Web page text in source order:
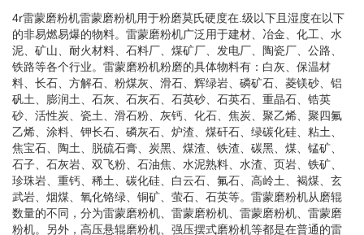
4r雷蒙磨粉机雷蒙磨粉机用于粉磨莫氏硬度在.级以下且湿度在以下
的非易燃易爆的物料。雷蒙磨粉机广泛用于建材、冶金、化工、水
泥、矿山、耐火材料、石料厂、煤矿厂、发电厂、陶瓷厂、公路、
铁路等各个行业。雷蒙磨粉机粉磨的具体物料有：白灰、保温材
料、长石、方解石、粉煤灰、滑石、辉绿岩、磷矿石、菱镁砂、铝
矾土、膨润土、石灰、石灰石、石英砂、石英石、重晶石、锆英
砂、活性炭、瓷土、滑石粉、灰钙、化石、焦炭、聚乙烯、聚四氟
乙烯、涂料、钾长石、磷灰石、炉渣、煤矸石、绿碳化硅、粘土、
焦宝石、陶土、脱硫石膏、炭黑、煤渣、铁渣、碳黑、煤、锰矿、
石子、石灰岩、双飞粉、石油焦、水泥熟料、水渣、页岩、铁矿、
珍珠岩、重钙、稀土、碳化硅、白云石、氟石、高岭土、褐煤、玄
武岩、烟煤、氧化铬绿、铜矿、萤石、石英等。雷蒙磨粉机从磨辊
数量的不同，分为雷蒙磨粉机、雷蒙磨粉机、雷蒙磨粉机、雷蒙磨
粉机。另外，高压悬辊磨粉机、强压摆式磨粉机等都是在普通的雷